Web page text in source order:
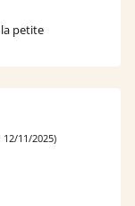
petite
11/2025)